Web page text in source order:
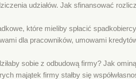
udziałów. Jak sfinansować
które mieliby spłacić
dla pracowników, umowami
sobie z odbudową firmy? Jak
majątek firmy stałby się